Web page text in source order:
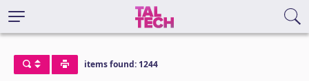
items found: 1244